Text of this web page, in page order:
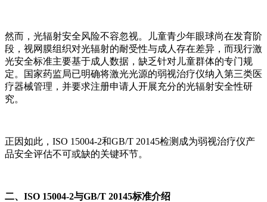
然而，光辐射安全风险不容忽视。儿童青少年眼球尚在发育阶
段，视网膜组织对光辐射的耐受性与成人存在差异，而现行激
光安全标准主要基于成人数据，缺乏针对儿童群体的专门规
定。国家药监局已明确将激光光源的弱视治疗仪纳入第三类医
疗器械管理，并要求注册申请人开展充分的光辐射安全性研
究。
正因如此，ISO 15004-2和GB/T 20145检测成为弱视治疗仪产
品安全评估不可或缺的关键环节。
二、ISO 15004-2与GB/T 20145标准介绍